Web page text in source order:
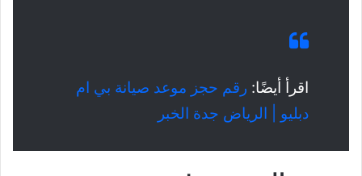
اقرأ أيضًا: رقم حجز موعد صيانة بي ام
دبليو | الرياض جدة الخبر